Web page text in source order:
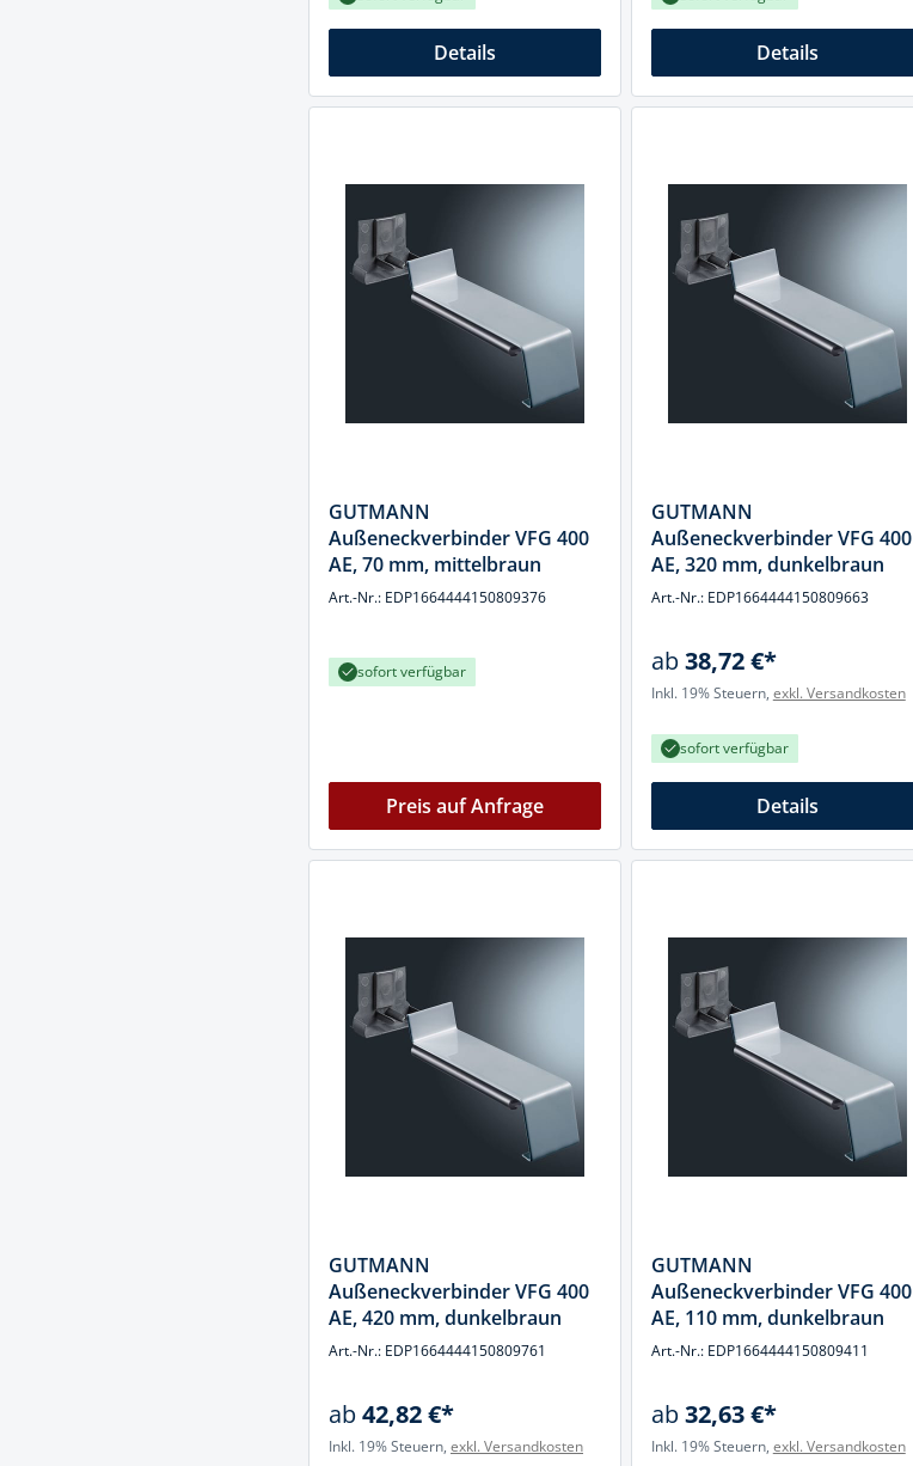
Details Details
GUTMANN
Außeneckverbinder VFG 400
AE, 70 mm, mittelbraun
Art.-Nr.: EDP1664444150809376
sofort verfügbar
Preis auf Anfrage
GUTMANN
Außeneckverbinder VFG 400
AE, 320 mm, dunkelbraun
Art.-Nr.: EDP1664444150809663
ab38,72 €*
Inkl. 19% Steuern, exkl. Versandkosten
sofort verfügbar
Details
GUTMANN
Außeneckverbinder VFG 400
AE, 420 mm, dunkelbraun
Art.-Nr.: EDP1664444150809761
ab42,82 €*
Inkl. 19% Steuern, exkl. Versandkosten
GUTMANN
Außeneckverbinder VFG 400
AE, 110 mm, dunkelbraun
Art.-Nr.: EDP1664444150809411
ab32,63 €*
Inkl. 19% Steuern, exkl. Versandkosten